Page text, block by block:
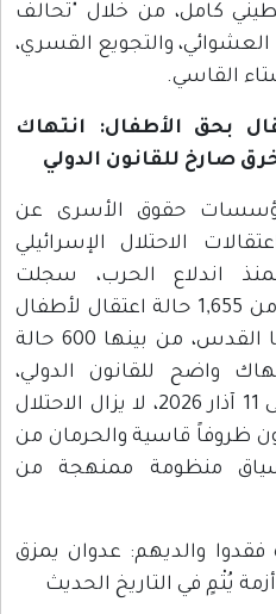
كامل، من خلال "تحالف
والتجويع القسري،
القاسي.
حالة اعتقال بحق الأطفال: انتهاك
صارخ للقانون الدولي
حقوق الأسرى عن
الاحتلال الإسرائيلي
اندلاع الحرب، سجلت
المؤسسات الحقوقية أكثر من 1,655 حالة اعتقال لأطفال
في الضفة الغربية بما فيها القدس، من بينها 600 حالة
في انتهاك واضح للقانون الدولي،
واتفاقية حقوق الطفل. وحتى 11 آذار 2026، لا يزال الاحتلال
يعانون ظروفاً قاسية والحرمان من
منظومة ممنهجة من
فقدوا والديهم: عدوان يمزق
يُتْمٍ في التاريخ الحديث